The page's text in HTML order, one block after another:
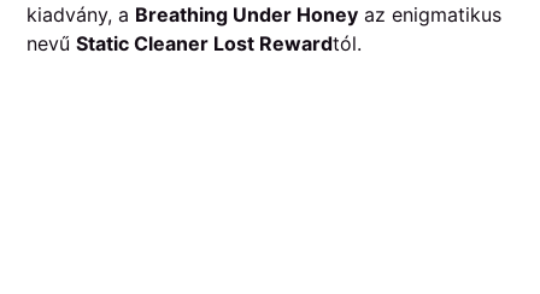
kiadvány, a Breathing Under Honey az enigmatikus
nevűStatic Cleaner Lost Rewardtól.